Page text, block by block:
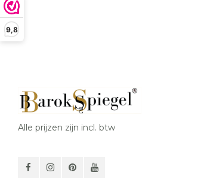
9,8
Alle prijzen zijn incl. btw